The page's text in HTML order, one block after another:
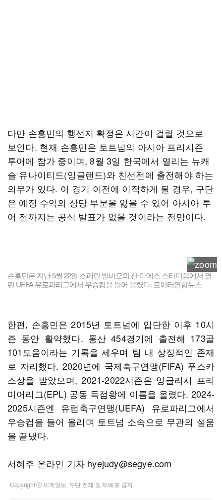
다만 손흥민의 행선지 확정은 시간이 걸릴 것으로
보인다. 현재 손흥민은 토트넘의 아시아 프리시즌
투어에 참가 중이며, 8월 3일 한국에서 열리는 뉴캐
슬 유나이티드(잉글랜드)와 친선전에 출전해야 하는
의무가 있다. 이 경기 이전에 이적하게 될 경우, 구단
은 예정 수익의 상당 부분을 잃을 수 있어 아시아 투
어 전까지는 공식 발표가 없을 것이라는 전망이다.
손흥민은 지난 5월 22일 스페인 빌바오의 산 마메스 스타디움에서 열
린 UEFA 유로파리그에서 우승컵을 들어 올렸다. 로이터연합뉴스
한편, 손흥민은 2015년 토트넘에 입단한 이후 10시
즌 동안 활약했다. 통산 454경기에 출전해 173골
101도움이라는 기록을 세우며 팀 내 상징적인 존재
로 자리했다. 2020년에 국제축구연맹(FIFA) 푸스카
스상을 받았으며, 2021-2022시즌은 잉글리시 프리
미어리그(EPL) 공동 득점왕에 이름을 올렸다. 2024-
2025시즌엔 유럽축구연맹(UEFA) 유로파리그에서
우승컵을 들어 올리며 토트넘 소속으로 무관의 설움
을 끝냈다.
서혜주 온라인 기자 hyejudy@segye.com
Copyright ⓒ 세계일보. 무단 전재 및 재배포 금지